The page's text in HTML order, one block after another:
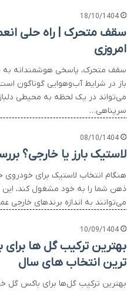
18/10/1404
سقف متحرک | راه‌ حلی
امروزی
سقف متحرک، پاسخی هوشمندانه به
باز در شرایط آب‌وهوایی گوناگون
می‌تواند در یک لحظه به محیطی
سرپناهی…
08/10/1404
لاستیک بارز یا خارجی؟
هنگام انتخاب لاستیک برای
ذهن شما را به خود مشغول کند، این
می‌توانند به اندازه برندهای خارجی
10/09/1404
بهترین ترکیب گل ها
ترین انتخاب های سال
بهترین ترکیب گل‌ها برای باکس گل